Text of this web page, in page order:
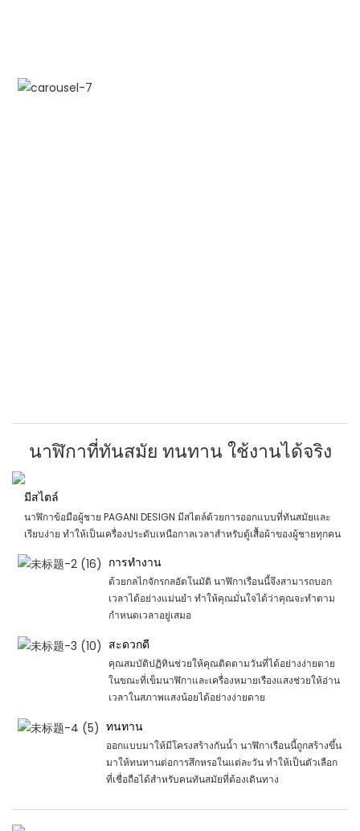
นาฬิกาที่ทันสมัย ​​ทนทาน ใช้งานได้จริง
มีสไตล์
นาฬิกาข้อมือผู้ชาย PAGANI DESIGN มีสไตล์ด้วยการออกแบบที่ทันสมัยและ
เรียบง่าย ทำให้เป็นเครื่องประดับเหนือกาลเวลาสำหรับตู้เสื้อผ้าของผู้ชายทุกคน
การทำงาน
ด้วยกลไกจักรกลอัตโนมัติ นาฬิกาเรือนนี้จึงสามารถบอก
เวลาได้อย่างแม่นยำ ทำให้คุณมั่นใจได้ว่าคุณจะทำตาม
กำหนดเวลาอยู่เสมอ
สะดวกดี
คุณสมบัติปฏิทินช่วยให้คุณติดตามวันที่ได้อย่างง่ายดาย
ในขณะที่เข็มนาฬิกาและเครื่องหมายเรืองแสงช่วยให้อ่าน
เวลาในสภาพแสงน้อยได้อย่างง่ายดาย
ทนทาน
ออกแบบมาให้มีโครงสร้างกันน้ำ นาฬิกาเรือนนี้ถูกสร้างขึ้น
มาให้ทนทานต่อการสึกหรอในแต่ละวัน ทำให้เป็นตัวเลือก
ที่เชื่อถือได้สำหรับคนทันสมัยที่ต้องเดินทาง